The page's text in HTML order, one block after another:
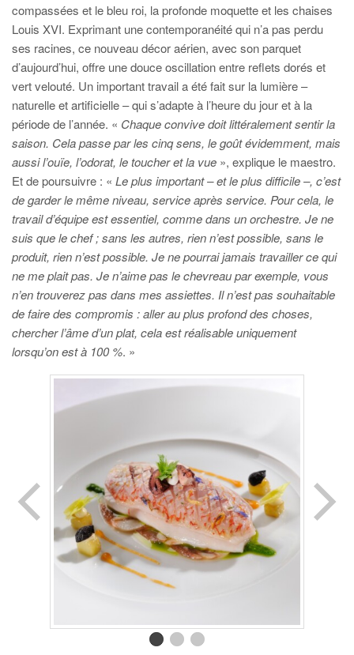
compassées et le bleu roi, la profonde moquette et les chaises
Louis XVI. Exprimant une contemporanéité qui n’a pas perdu
ses racines, ce nouveau décor aérien, avec son parquet
d’aujourd’hui, offre une douce oscillation entre reflets dorés et
vert velouté. Un important travail a été fait sur la lumière –
naturelle et artificielle – qui s’adapte à l’heure du jour et à la
période de l’année. « Chaque convive doit littéralement sentir la
saison. Cela passe par les cinq sens, le goût évidemment, mais
aussi l’ouïe, l’odorat, le toucher et la vue », explique le maestro.
Et de poursuivre : « Le plus important – et le plus difficile –, c’est
de garder le même niveau, service après service. Pour cela, le
travail d’équipe est essentiel, comme dans un orchestre. Je ne
suis que le chef ; sans les autres, rien n’est possible, sans le
produit, rien n’est possible. Je ne pourrai jamais travailler ce qui
ne me plait pas. Je n’aime pas le chevreau par exemple, vous
n’en trouverez pas dans mes assiettes. Il n’est pas souhaitable
de faire des compromis : aller au plus profond des choses,
chercher l’âme d’un plat, cela est réalisable uniquement
lorsqu’on est à 100 %. »